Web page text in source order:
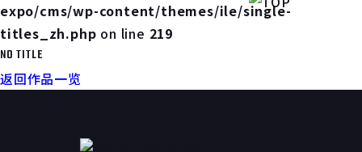
expo/cms/wp-content/themes/ile/single-
titles_zh.php on line 219
NO TITLE
返回作品一览